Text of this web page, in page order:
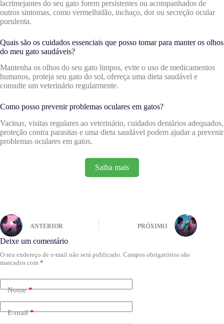
lacrimejantes do seu gato forem persistentes ou acompanhados de
outros sintomas, como vermelhidão, inchaço, dor ou secreção ocular
purulenta.
Quais são os cuidados essenciais que posso tomar para manter os olhos
do meu gato saudáveis?
Mantenha os olhos do seu gato limpos, evite o uso de medicamentos
humanos, proteja seu gato do sol, ofereça uma dieta saudável e
consulte um veterinário regularmente.
Como posso prevenir problemas oculares em gatos?
Vacinas, visitas regulares ao veterinário, cuidados dentários adequados,
proteção contra parasitas e uma dieta saudável podem ajudar a prevenir
problemas oculares em gatos.
Saiba mais
ANTERIOR PRÓXIMO
Deixe um comentário
O seu endereço de e-mail não será publicado. Campos obrigatórios são
marcados com *
Nome*
E-mail*